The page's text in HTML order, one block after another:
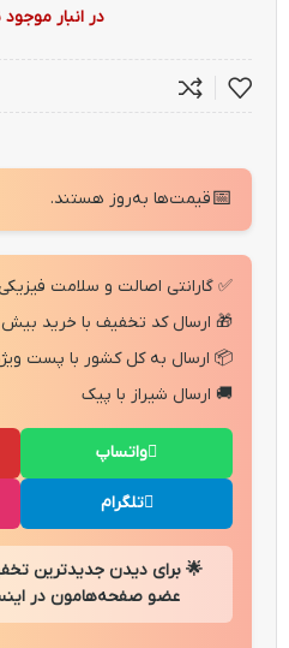
در انبار
📅قیمت‌ها به‌روز هستند.
✅ گارانتی اصالت و سلامت فیزیکی
🎁 ارسال کد تخفیف با خرید بیش از 1.5
📦 ارسال به کل کشور با پست
🚚 ارسال شیراز با پیک
واتساپ
تلگرام
🌟 برای دیدن جدیدترین
عضو صفحه‌هامون در